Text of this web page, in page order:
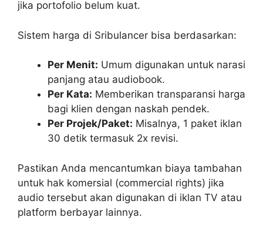
jika portofolio belum kuat.
Sistem harga di Sribulancer bisa berdasarkan:
Per Menit: Umum digunakan untuk narasi
panjang atau audiobook.
Per Kata: Memberikan transparansi harga
bagi klien dengan naskah pendek.
Per Projek/Paket: Misalnya, 1 paket iklan
30 detik termasuk 2x revisi.
Pastikan Anda mencantumkan biaya tambahan
untuk hak komersial (commercial rights) jika
audio tersebut akan digunakan di iklan TV atau
platform berbayar lainnya.